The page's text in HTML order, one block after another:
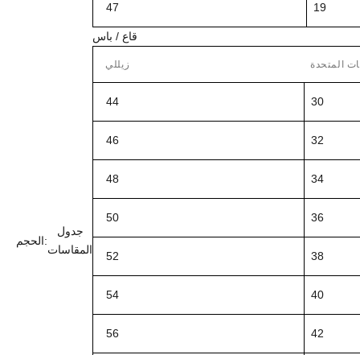
الحجم:
جدول
المقاسات
47 19
قاع / باس
زيللي المتحدة
44 30
46 32
48 34
50 36
52 38
54 40
56 42